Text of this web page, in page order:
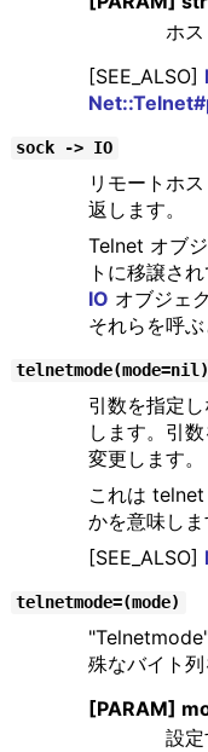
ホ
[SEE_ALSO]
sock -> IO
リモートホ
返します。
Telnet オブ
トに移譲さ
IO オブジェ
それらを呼
引数を指定
します。引
変更します。
これは telnet
かを意味しま
[SEE_ALSO]
telnetmode=(mode)
殊なバイト列
[PARAM]
設